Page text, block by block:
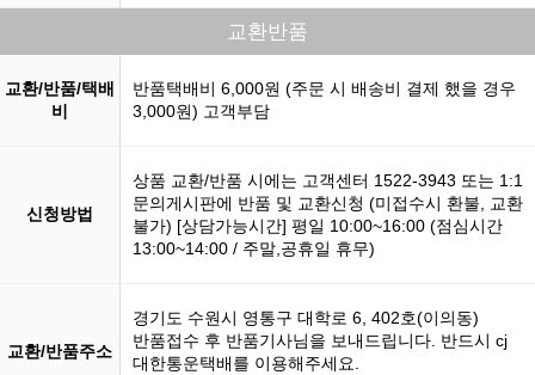
교환반품
교환/반품/택배
비
반품택배비 6,000원 (주문 시 배송비 결제 했을 경우
3,000원) 고객부담
신청방법
상품 교환/반품 시에는 고객센터 1522-3943 또는 1:1
문의게시판에 반품 및 교환신청 (미접수시 환불, 교환
불가) [상담가능시간] 평일 10:00~16:00 (점심시간
13:00~14:00 / 주말,공휴일 휴무)
교환/반품주소
경기도 수원시 영통구 대학로 6, 402호(이의동)
반품접수 후 반품기사님을 보내드립니다. 반드시 cj
대한통운택배를 이용해주세요.